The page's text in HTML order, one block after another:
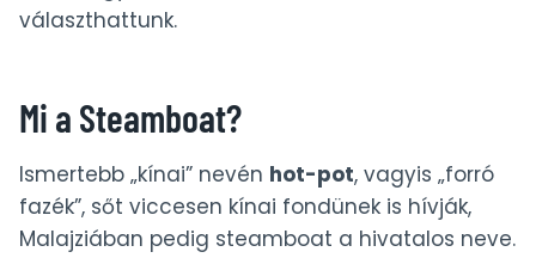
választhattunk.
Mi a Steamboat?
Ismertebb „kínai” nevén hot-pot, vagyis „forró
fazék”, sőt viccesen kínai fondünek is hívják,
Malajziában pedig steamboat a hivatalos neve.